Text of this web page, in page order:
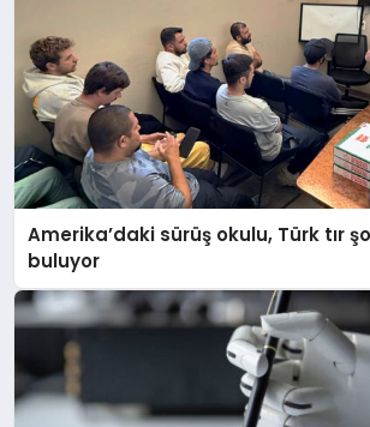
Amerika’daki sürüş okulu, Türk tır
buluyor